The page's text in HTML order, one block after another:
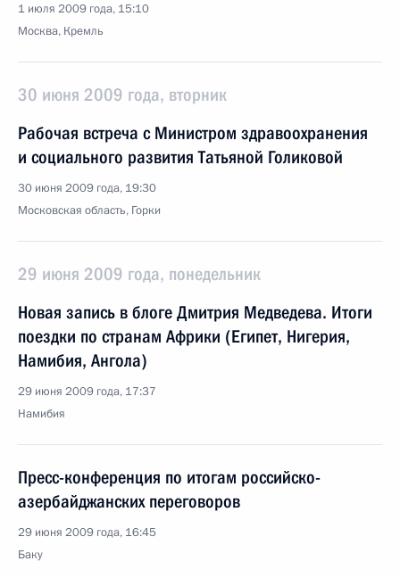
1 июля 2009 года, 15:10
Москва, Кремль
30 июня 2009 года, вторник
Рабочая встреча с Министром здравоохранения
и социального развития Татьяной Голиковой
30 июня 2009 года, 19:30
Московская область, Горки
29 июня 2009 года, понедельник
Новая запись в блоге Дмитрия Медведева. Итоги
поездки по странам Африки (Египет, Нигерия,
Намибия, Ангола)
29 июня 2009 года, 17:37
Намибия
Пресс-конференция по итогам российско-
азербайджанских переговоров
29 июня 2009 года, 16:45
Баку